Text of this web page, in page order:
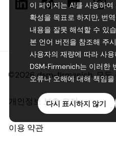
이 페이지는 AI를 사용하
확성을 목표로 하지만, 번
내용을 잘못 해석할 수 있
본 언어 버전을 참조해 주
사용자의 재량에 따라 사
DSM‑Firmenich는 이러한
오류나 오해에 대해 책임
다시 표시하지 않기
©2026 dsm-firmenich. 모든
개인정보 보호 고지
이용 약관